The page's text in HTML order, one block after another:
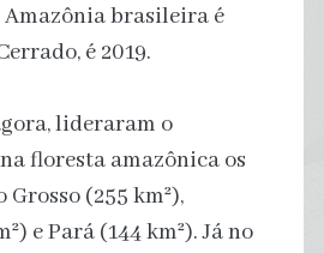
Amazônia brasileira é
é 2019.
lideraram o
floresta amazônica os
Grosso (255 km²),
e Pará (144 km²). Já no